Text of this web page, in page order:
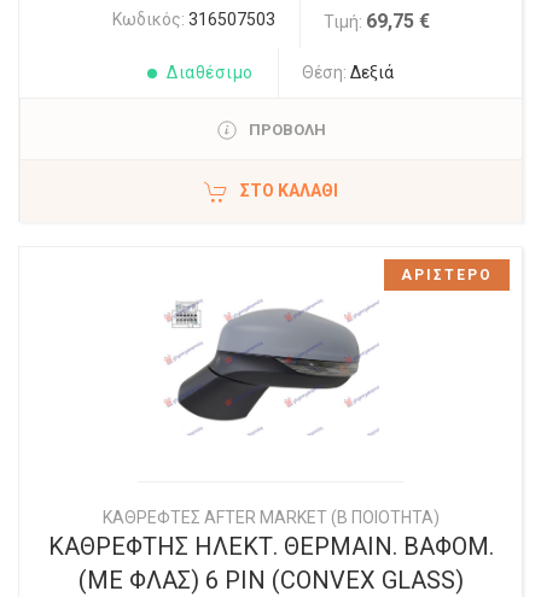
Κωδικός: 316507503 Τιμή: 69,75 €
Διαθέσιμο Θέση: Δεξιά
ΠΡΟΒΟΛΗ
ΣΤΟ ΚΑΛΆΘΙ
ΚΑΘΡΕΦΤΕΣ AFTER MARKET (Β ΠΟΙΟΤΗΤΑ)
ΚΑΘΡΕΦΤΗΣ ΗΛΕΚΤ. ΘΕΡΜΑΙΝ. ΒΑΦΟΜ.
(ΜΕ ΦΛΑΣ) 6 PIN (CONVEX GLASS)
ΑΡΙΣΤΕΡΟ